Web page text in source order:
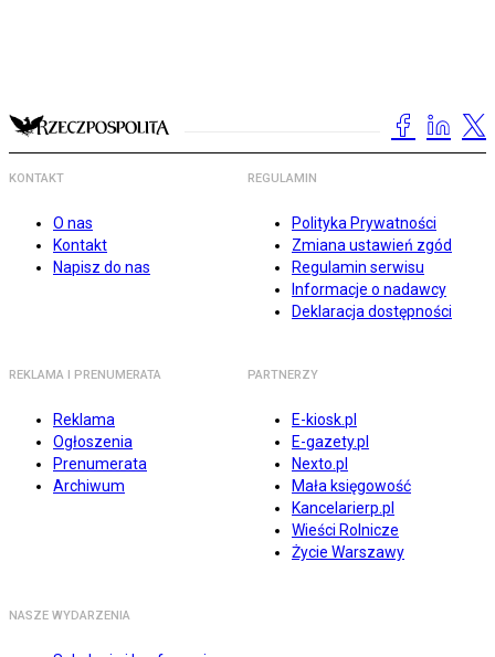
KONTAKT
O nas
Kontakt
Napisz do nas
REGULAMIN
Polityka Prywatności
Zmiana ustawień zgód
Regulamin serwisu
Informacje o nadawcy
Deklaracja dostępności
REKLAMA I PRENUMERATA
Reklama
Ogłoszenia
Prenumerata
Archiwum
PARTNERZY
E-kiosk.pl
E-gazety.pl
Nexto.pl
Mała księgowość
Kancelarierp.pl
Wieści Rolnicze
Życie Warszawy
NASZE WYDARZENIA